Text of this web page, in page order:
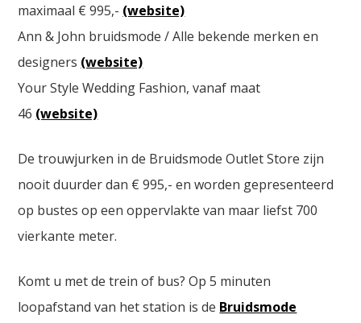
maximaal € 995,- (website)
Ann & John bruidsmode / Alle bekende merken en
designers (website)
Your Style Wedding Fashion, vanaf maat
46 (website)
De trouwjurken in de Bruidsmode Outlet Store zijn
nooit duurder dan € 995,- en worden gepresenteerd
op bustes op een oppervlakte van maar liefst 700
vierkante meter.
Komt u met de trein of bus? Op 5 minuten
loopafstand van het station is de Bruidsmode